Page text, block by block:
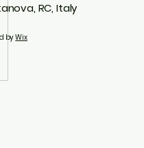
RC, Italy
byWix